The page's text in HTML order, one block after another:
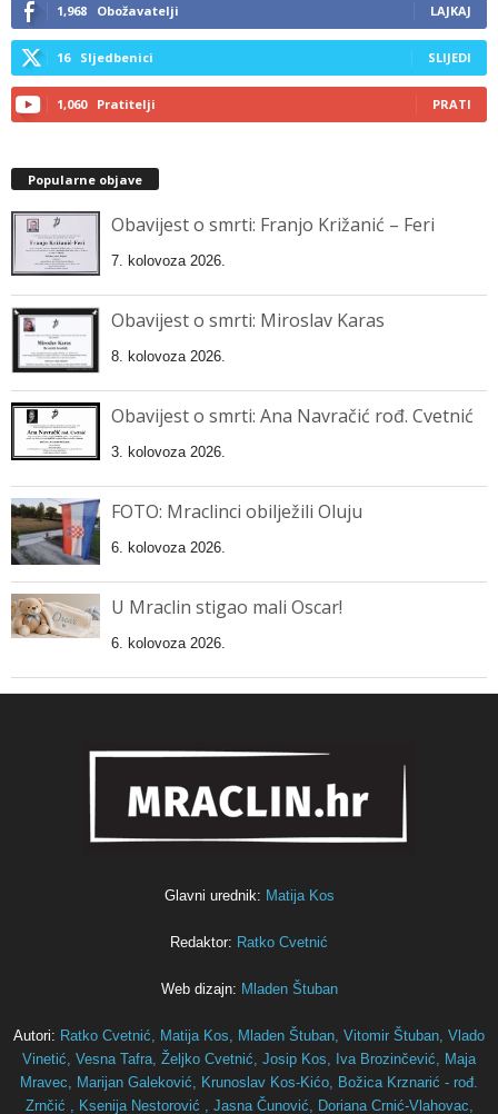
1,968 Obožavatelji LAJKAJ
16 Sljedbenici SLIJEDI
1,060 Pratitelji PRATI
Popularne objave
Obavijest o smrti: Franjo Križanić – Feri
7. kolovoza 2026.
Obavijest o smrti: Miroslav Karas
8. kolovoza 2026.
Obavijest o smrti: Ana Navračić rođ. Cvetnić
3. kolovoza 2026.
FOTO: Mraclinci obilježili Oluju
6. kolovoza 2026.
U Mraclin stigao mali Oscar!
6. kolovoza 2026.
Glavni urednik: Matija Kos
Redaktor: Ratko Cvetnić
Web dizajn: Mladen Štuban
Autori: Ratko Cvetnić, Matija Kos, Mladen Štuban, Vitomir Štuban, Vlado
Vinetić, Vesna Tafra, Željko Cvetnić, Josip Kos, Iva Brozinčević,
Maja
Mravec,
Marijan Galeković, Krunoslav Kos-Kićo,
Božica Krznarić - rođ.
Zrnčić ,
Ksenija Nestorović , Jasna Čunović, Doriana Crnić-Vlahovac,